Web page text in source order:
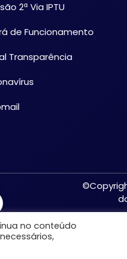
2ª Via IPTU
de Funcionamento
Transparência
no conteúdo